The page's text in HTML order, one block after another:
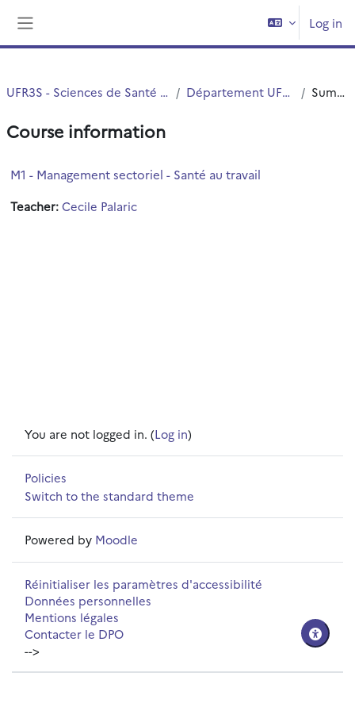
Log in
UFR3S - Sciences de Santé et du Sport Département UFR3S - ILIS Summary
Course information
M1 - Management sectoriel - Santé au travail
Teacher:Cecile Palaric
You are not logged in. (Log in)
Policies
Switch to the standard theme
Powered by Moodle
Réinitialiser les paramètres d'accessibilité
Données personnelles
Mentions légales
Contacter le DPO
-->